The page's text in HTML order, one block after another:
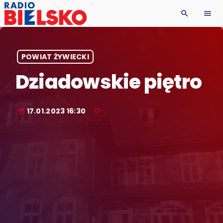
search menu
POWIAT ŻYWIECKI
Dziadowskie piętro
today 17.01.2023 16:30